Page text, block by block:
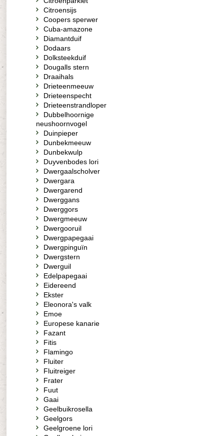
Citroensijs
Coopers sperwer
Cuba-amazone
Diamantduif
Dodaars
Dolksteekduif
Dougalls stern
Draaihals
Drieteenmeeuw
Drieteenspecht
Drieteenstrandloper
Dubbelhoornige
neushoornvogel
Duinpieper
Dunbekmeeuw
Dunbekwulp
Duyvenbodes lori
Dwergaalscholver
Dwergara
Dwergarend
Dwerggans
Dwerggors
Dwergmeeuw
Dwergooruil
Dwergpapegaai
Dwergpinguïn
Dwergstern
Dwerguil
Edelpapegaai
Eidereend
Ekster
Eleonora's valk
Emoe
Europese kanarie
Fazant
Fitis
Flamingo
Fluiter
Fluitreiger
Frater
Fuut
Gaai
Geelbuikrosella
Geelgors
Geelgroene lori